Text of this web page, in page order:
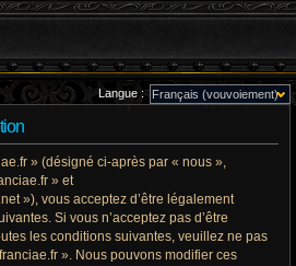
Langue :
» (désigné ci-après par « nous »,
» et
»), vous acceptez d’être légalement
Si vous n’acceptez pas d’être
les conditions suivantes, veuillez ne pas
». Nous pouvons modifier ces